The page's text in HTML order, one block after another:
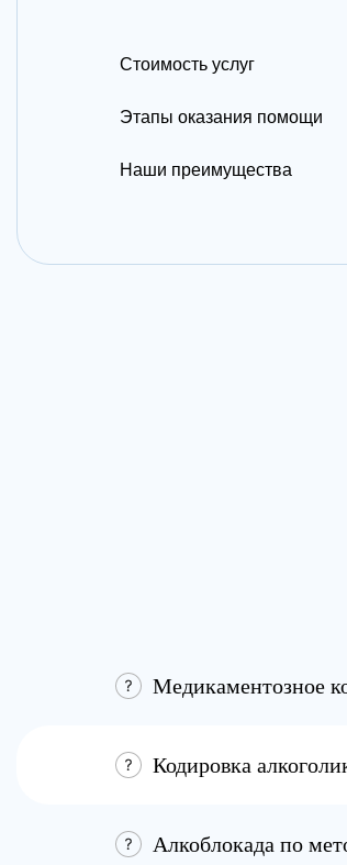
Стоимость услуг
Этапы оказания помощи
Наши преимущества
Медикаментозное
Кодировка
Алкоблокада по